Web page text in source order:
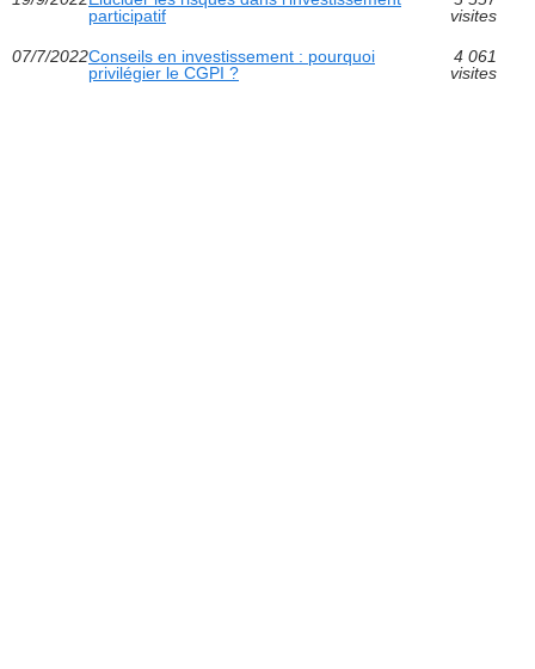
participatif
visites
07/7/2022Conseils en investissement : pourquoi
privilégier le CGPI ?
4 061
visites